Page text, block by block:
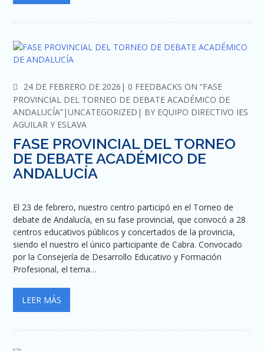
24 DE FEBRERO DE 2026 COMMENTS
0 FEEDBACKS ON “FASE
PROVINCIAL DEL TORNEO DE DEBATE ACADÉMICO DE
ANDALUCÍA” UNCATEGORIZED BY EQUIPO DIRECTIVO IES
AGUILAR Y ESLAVA
FASE PROVINCIAL DEL TORNEO
DE DEBATE ACADÉMICO DE
ANDALUCÍA
El 23 de febrero, nuestro centro participó en el Torneo de
debate de Andalucía, en su fase provincial, que convocó a 28
centros educativos públicos y concertados de la provincia,
siendo el nuestro el único participante de Cabra. Convocado
por la Consejería de Desarrollo Educativo y Formación
Profesional, el tema…
LEER MÁS